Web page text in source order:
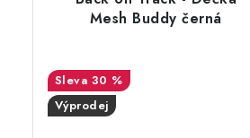
Mesh Buddy černá
30 %
Výprodej